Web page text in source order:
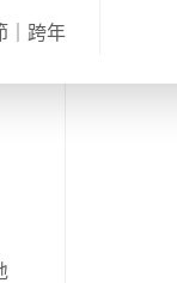
｜跨年
去高加
清單與
從行程動線
與冬季行李